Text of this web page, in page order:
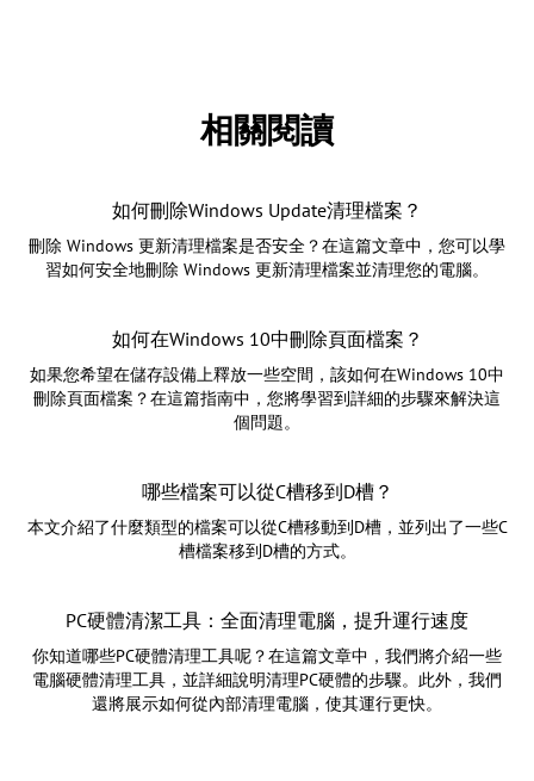
相關閱讀
如何刪除Windows Update清理檔案？
刪除 Windows 更新清理檔案是否安全？在這篇文章中，您可以學
習如何安全地刪除 Windows 更新清理檔案並清理您的電腦。
如何在Windows 10中刪除頁面檔案？
如果您希望在儲存設備上釋放一些空間，該如何在Windows 10中
刪除頁面檔案？在這篇指南中，您將學習到詳細的步驟來解決這
個問題。
哪些檔案可以從C槽移到D槽？
本文介紹了什麼類型的檔案可以從C槽移動到D槽，並列出了一些C
槽檔案移到D槽的方式。
PC硬體清潔工具：全面清理電腦，提升運行速度
你知道哪些PC硬體清理工具呢？在這篇文章中，我們將介紹一些
電腦硬體清理工具，並詳細說明清理PC硬體的步驟。此外，我們
還將展示如何從內部清理電腦，使其運行更快。